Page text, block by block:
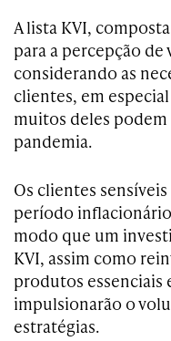
A lista KVI,
para a percepção
considerando as
clientes, em
muitos deles
pandemia.
Os clientes
período
modo que um
KVI, assim como
produtos essenciais
impulsionarão o
estratégias.